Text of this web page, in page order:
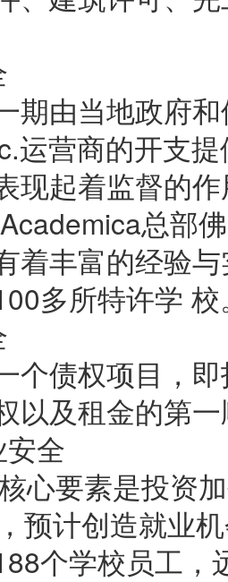
期由当地政府
运营商的开支
现起着监督的
总部
着丰富的经验
多所特许学 校
个债权项目，
以及租金的第
全
心要素是投资
预计创造就业
个学校员工，